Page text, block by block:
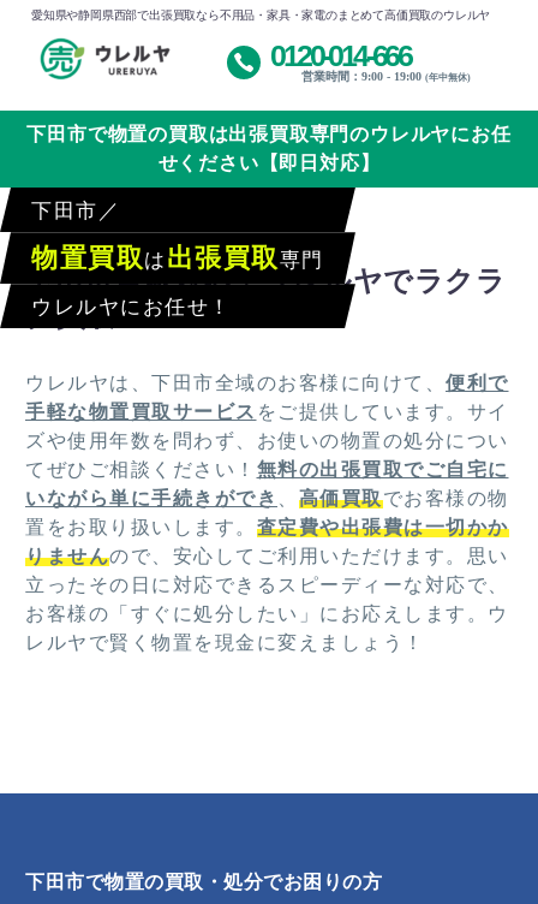
愛知県や静岡県西部で出張買取なら不用品・家具・家電のまとめて高価買取のウレルヤ
0120-014-666
営業時間：9:00 - 19:00 (年中無休)
下田市で物置の買取は出張買取専門のウレルヤにお任
せください【即日対応】
下田市／
物置買取 は 出張買取 専門
ウレルヤにお任せ！
下田市全域対応！ウレルヤでラクラ
ク買取
ウレルヤは、下田市全域のお客様に向けて、 便利で
手軽な物置買取サービス をご提供しています。サイ
ズや使用年数を問わず、お使いの物置の処分につい
てぜひご相談ください！ 無料の出張買取でご自宅に
いながら単に手続きができ
高価買取でお客様の物
置をお取り扱いします。 査定費や出張費は一切かか
りませんので、安心してご利用いただけます。思い
立ったその日に対応できるスピーディーな対応で、
お客様の「すぐに処分したい」にお応えします。ウ
レルヤで賢く物置を現金に変えましょう！
下田市で物置の買取・処分でお困りの方